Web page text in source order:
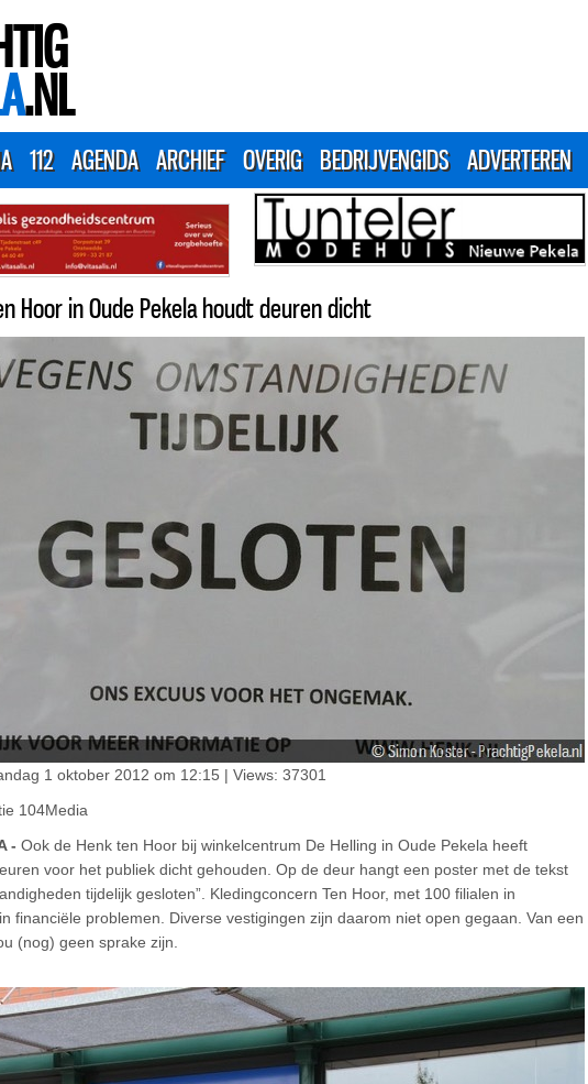
.NL
112 AGENDA ARCHIEF OVERIG BEDRIJVENGIDS ADVERTEREN
Hoor in Oude Pekela houdt deuren dicht
1 oktober 2012 om 12:15 | Views: 37301
104Media
- Ook de Henk ten Hoor bij winkelcentrum De Helling in Oude Pekela heeft
voor het publiek dicht gehouden. Op de deur hangt een poster met de tekst
tijdelijk gesloten”. Kledingconcern Ten Hoor, met 100 filialen in
financiële problemen. Diverse vestigingen zijn daarom niet open gegaan. Van een
(nog) geen sprake zijn.